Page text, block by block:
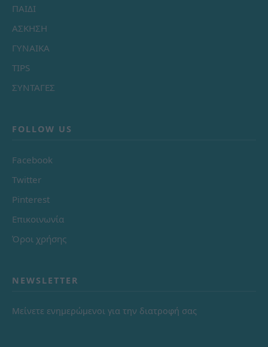
ΠΑΙΔΙ
ΑΣΚΗΣΗ
ΓΥΝΑΙΚΑ
TIPS
ΣΥΝΤΑΓΕΣ
FOLLOW US
Facebook
Twitter
Pinterest
Επικοινωνία
Όροι χρήσης
NEWSLETTER
Μείνετε ενημερώμενοι για την διατροφή σας